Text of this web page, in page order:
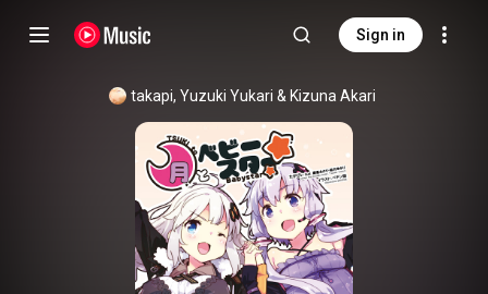
Sign in
takapi, Yuzuki Yukari & Kizuna Akari